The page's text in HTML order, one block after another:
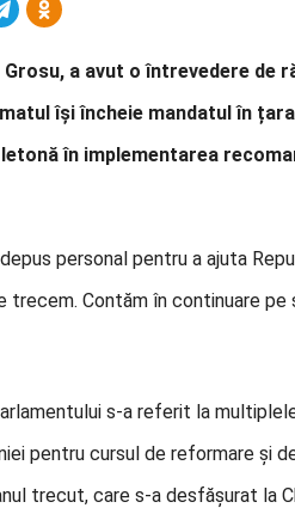
a avut o întrevedere de
își încheie mandatul în
în implementarea
personal pentru a ajuta
trecem. Contăm în continuare
s-a referit la
pentru cursul de reformare și
trecut, care s-a desfășurat la